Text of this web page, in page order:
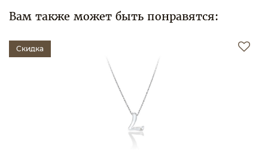
Вам также может быть понравятся:
Скидка